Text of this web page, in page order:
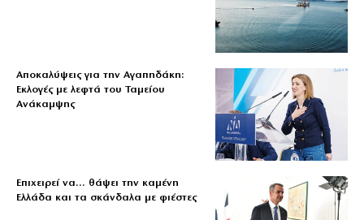
Αποκαλύψεις για την Αγαπηδάκη:
Εκλογές με λεφτά του Ταμείου
Ανάκαμψης
Επιχειρεί να… θάψει την καμένη
Ελλάδα και τα σκάνδαλα με φιέστες